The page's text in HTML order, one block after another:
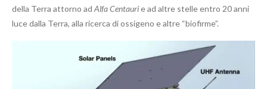
della Terra attorno ad Alfa Centaurie ad altre stelle entro 20 anni
luce dalla Terra, alla ricerca di ossigeno e altre “biofirme”.